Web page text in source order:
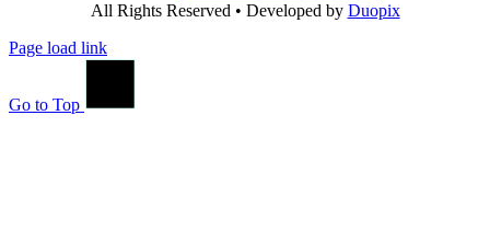
All Rights Reserved • Developed by Duopix
Page load link
Go to Top